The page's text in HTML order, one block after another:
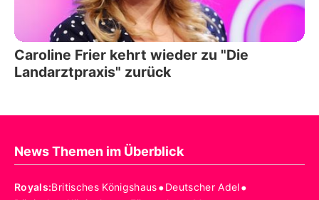
Caroline Frier kehrt wieder zu "Die
Landarztpraxis" zurück
News Themen im Überblick
Royals:Britisches Königshaus•Deutscher Adel•